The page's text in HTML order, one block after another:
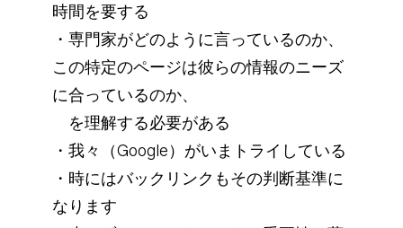
時間を要する
・専門家がどのように言っているのか、
この特定のページは彼らの情報のニーズ
に合っているのか、
を理解する必要がある
・我々（Google）がいまトライしている
・時にはバックリンクもその判断基準に
なります